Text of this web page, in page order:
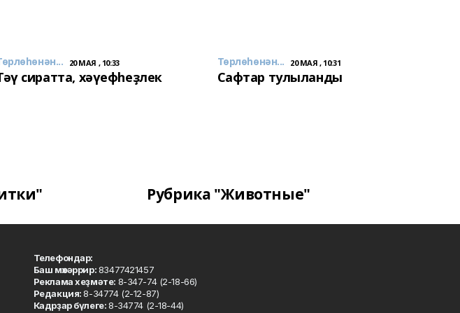
20 МАЯ , 10:33
сиратта, хәүефһеҙлек
Төрлөһөнән... 20 МАЯ , 10:31
Сафтар тулыланды
Рубрика "Животные"
Телефондар:
Баш мөхәррир:83477421457
Реклама хеҙмәте: 8-347-74 (2-18-66)
Редакция:8-34774 (2-12-87)
Кадрҙар бүлеге:8-34774 (2-18-44)